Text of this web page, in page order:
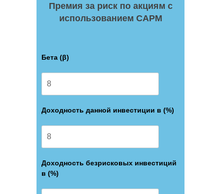
Премия за риск по акциям с
использованием CAPM
Бета (β)
Доходность данной инвестиции в (%)
Доходность безрисковых инвестиций
в (%)